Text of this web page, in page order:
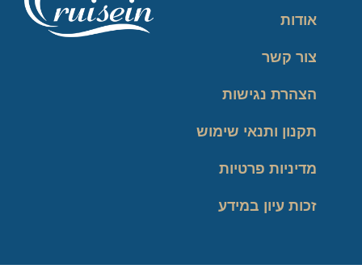
אודות
צור קשר
הצהרת נגישות
תקנון ותנאי שימוש
מדיניות פרטיות
זכות עיון במידע